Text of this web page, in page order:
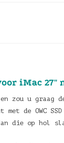
iMac 27"
zou u graag
de OWC
fan die op hol